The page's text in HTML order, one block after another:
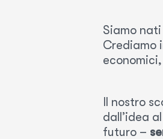
Siamo
Crediamo
Il nostro
dall’idea
futuro –